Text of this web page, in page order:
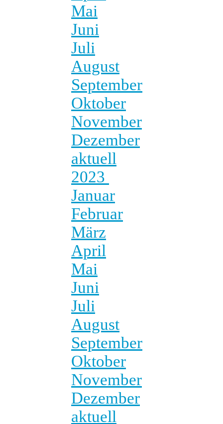
Mai
Juni
Juli
August
September
Oktober
November
Dezember
aktuell
2023
Januar
Februar
März
April
Mai
Juni
Juli
August
September
Oktober
November
Dezember
aktuell